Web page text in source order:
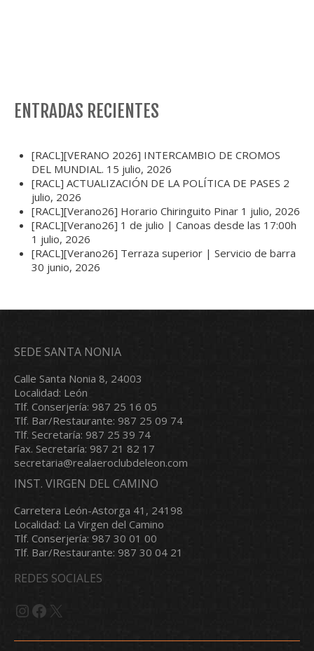
ENTRADAS RECIENTES
[RACL][VERANO 2026] INTERCAMBIO DE CROMOS
DEL MUNDIAL. 15 julio, 2026
[RACL] ACTUALIZACIÓN DE LA POLÍTICA DE PASES 2
julio, 2026
[RACL][Verano26] Horario Chiringuito Pinar 1 julio, 2026
[RACL][Verano26] 1 de julio | Canoas desde las 17:00h
1 julio, 2026
[RACL][Verano26] Terraza superior | Servicio de barra
30 junio, 2026
SEDE SANTA NONIA
Calle Santa Nonia 8, 24003
Localidad: León
Tlf. Conserjería: 987 25 16 05
Tlf. Bar/Restaurante: 987 25 09 74
Tlf. Secretaría: 987 25 39 74
Fax. Secretaría: 987 21 82 17
secretaria@realaeroclubdeleon.com
INST. VIRGEN DEL CAMINO
Carretera León-Astorga 41, 24198
Localidad: La Virgen del Camino
Tlf. Conserjería: 987 30 01 00
Tlf. Bar/Restaurante: 987 30 04 21
REDES SOCIALES
Instagram
Facebook
X